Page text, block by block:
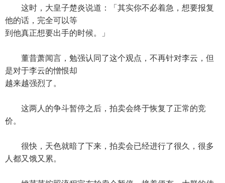
这时，大皇子楚炎说道：「其实你不必着急，想要报复
他的话，完全可以等
到他真正想要出手的时候。」
董昔萧闻言，勉强认同了这个观点，不再针对李云，但
是对于李云的憎恨却
越来越强烈了。
这两人的争斗暂停之后，拍卖会终于恢复了正常的竞
价。
很快，天色就暗了下来，拍卖会已经进行了很久，很多
人都又饿又累。